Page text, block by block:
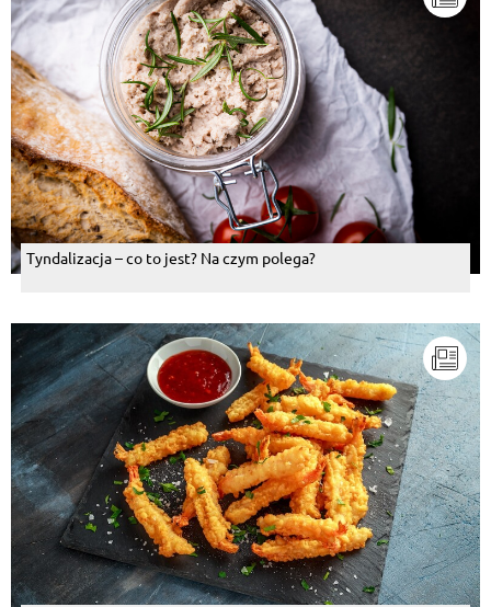
Tyndalizacja – co to jest? Na czym polega?